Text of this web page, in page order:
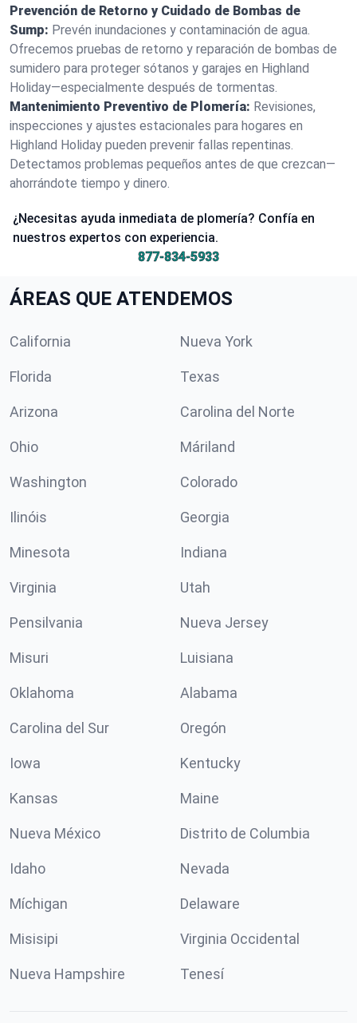
Prevención de Retorno y Cuidado de Bombas de
Sump: Prevén inundaciones y contaminación de agua.
Ofrecemos pruebas de retorno y reparación de bombas de
sumidero para proteger sótanos y garajes en Highland
Holiday—especialmente después de tormentas.
Mantenimiento Preventivo de Plomería: Revisiones,
inspecciones y ajustes estacionales para hogares en
Highland Holiday pueden prevenir fallas repentinas.
Detectamos problemas pequeños antes de que crezcan—
ahorrándote tiempo y dinero.
¿Necesitas ayuda inmediata de plomería? Confía en
nuestros expertos con experiencia.
877-834-5933
ÁREAS QUE ATENDEMOS
California Nueva York
Florida Texas
Arizona Carolina del Norte
Ohio Máriland
Washington Colorado
Ilinóis Georgia
Minesota Indiana
Virginia Utah
Pensilvania Nueva Jersey
Misuri Luisiana
Oklahoma Alabama
Carolina del Sur Oregón
Iowa Kentucky
Kansas Maine
Nueva México Distrito de Columbia
Idaho Nevada
Míchigan Delaware
Misisipi Virginia Occidental
Nueva Hampshire Tenesí